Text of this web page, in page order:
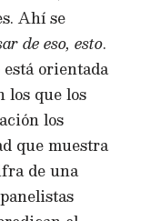
Ahí se
de eso, esto.
orientada
los que los
los
que muestra
de una